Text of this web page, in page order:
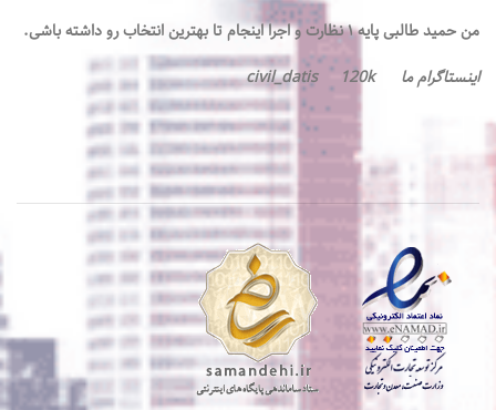
من حمید طالبی پایه ۱ نظارت و اجرا اینجام تا بهترین انتخاب رو داشته باشی.
اینستاگرام ما civil_datis 120k